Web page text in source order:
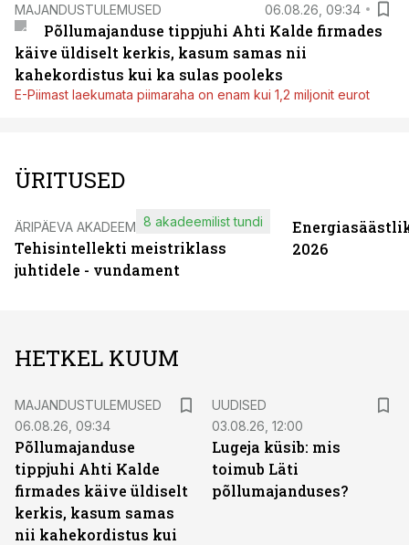
MAJANDUSTULEMUSED 06.08.26, 09:34
Põllumajanduse tippjuhi Ahti Kalde firmades
käive üldiselt kerkis, kasum samas nii
kahekordistus kui ka sulas pooleks
E-Piimast laekumata piimaraha on enam kui 1,2 miljonit eurot
ÜRITUSED
ÄRIPÄEVA AKADEEMIA
Tehisintellekti meistriklass
juhtidele - vundament
8 akadeemilist tundi
2026
HETKEL KUUM
MAJANDUSTULEMUSED
06.08.26, 09:34
Põllumajanduse
tippjuhi Ahti Kalde
firmades käive üldiselt
kerkis, kasum samas
nii kahekordistus kui
UUDISED
03.08.26, 12:00
Lugeja küsib: mis
toimub Läti
põllumajanduses?